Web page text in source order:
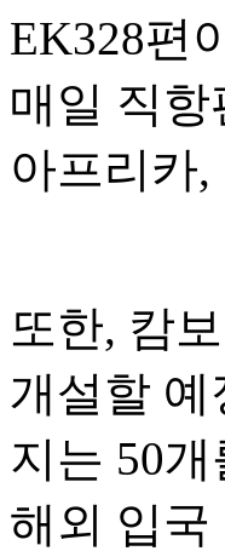
EK328편
매일 직
아프리카
또한, 캄
개설할
지는 50
해외 입